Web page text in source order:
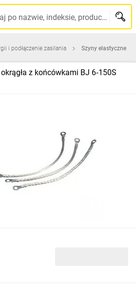
Szukaj po nazwie, indeksie, producencie, kodzie kreskowym...
i podłączenie zasilania Szyny elastyczne
z końcówkami BJ 6‑150S